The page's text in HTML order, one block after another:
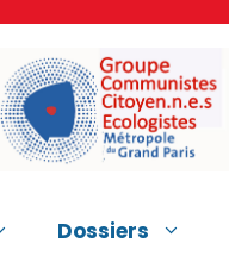
Dossiers